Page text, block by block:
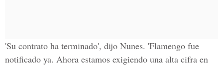
'Su contrato ha terminado', dijo Nunes. 'Flamengo fue
notificado ya. Ahora estamos exigiendo una alta cifra en